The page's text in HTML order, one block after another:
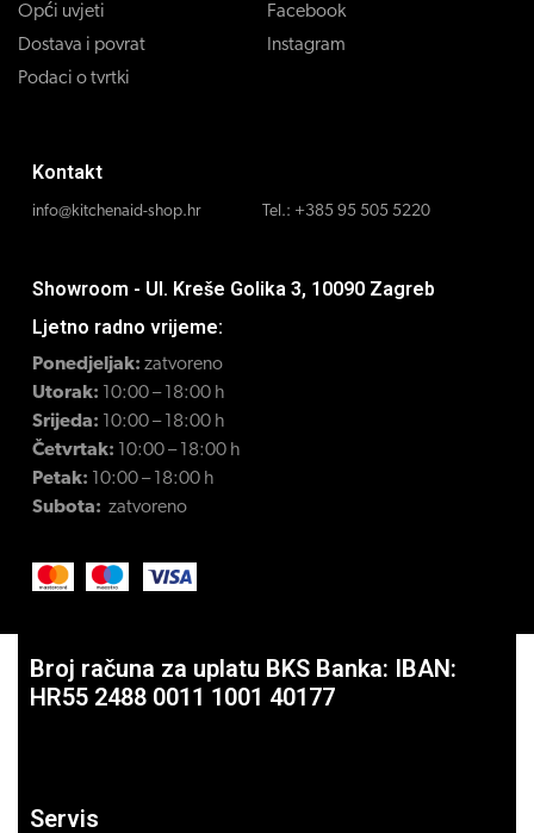
Opći uvjeti
Dostava i povrat
Podaci o tvrtki
Facebook
Instagram
Kontakt
info@kitchenaid-shop.hr Tel.: +385 95 505 5220
Showroom - Ul. Kreše Golika 3, 10090 Zagreb
Ljetno radno vrijeme:
Ponedjeljak: zatvoreno
Utorak: 10:00 – 18:00 h
Srijeda: 10:00 – 18:00 h
Četvrtak: 10:00 – 18:00 h
Petak: 10:00 – 18:00 h
Subota: zatvoreno
Broj računa za uplatu BKS Banka: IBAN:
HR55 2488 0011 1001 40177
Servis